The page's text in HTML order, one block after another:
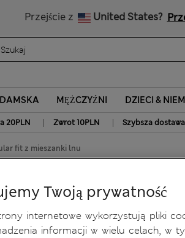
Przejście z United States?
MĘŻCZYŹNI DZIECI &
20PLN | Zwrot 10PLN | Szybsza
fit z mieszanki lnu
mieszanki lnu
Twoją prywatność
internetowe wykorzystują pliki
informacji w wielu celach, w